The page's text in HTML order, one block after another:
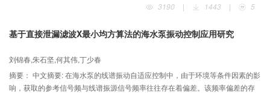
的比例分配法相比，前者所需干扰总功率远低于后者，网中雷达差异性越大，
3190
| 1443 | 5
基于直接泄漏滤波X最小均方算法的海水泵振动控制应用研究
刘锦春,朱石坚,何其伟,丁少春
摘要： 中文摘要: 在海水泵的线谱振动自适应控制中，由于环境等条件因素的影
响，获取的参考信号频与线谱振源信号频率往往存在着偏差。该频率偏差的存